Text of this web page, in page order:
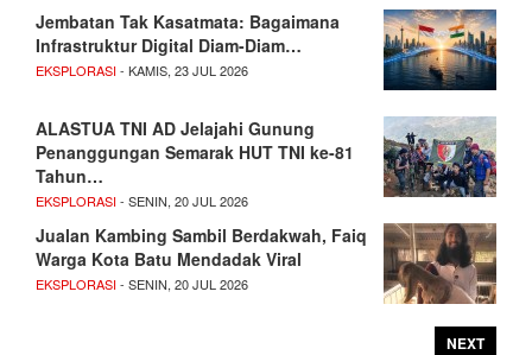
Jembatan Tak Kasatmata: Bagaimana
Infrastruktur Digital Diam-Diam…
EKSPLORASI- KAMIS, 23 JUL 2026
ALASTUA TNI AD Jelajahi Gunung
Penanggungan Semarak HUT TNI ke-81
Tahun…
EKSPLORASI- SENIN, 20 JUL 2026
Jualan Kambing Sambil Berdakwah, Faiq
Warga Kota Batu Mendadak Viral
EKSPLORASI- SENIN, 20 JUL 2026
NEXT